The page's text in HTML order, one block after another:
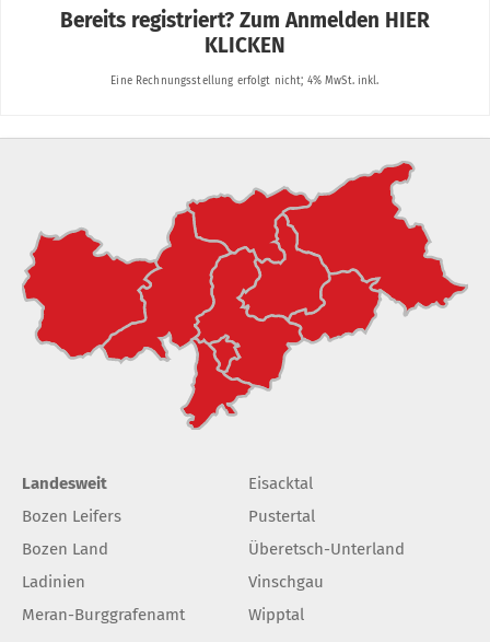
Landesweit
Bozen Leifers
Bozen Land
Ladinien
Meran-Burggrafenamt
Eisacktal
Pustertal
Überetsch-Unterland
Vinschgau
Wipptal